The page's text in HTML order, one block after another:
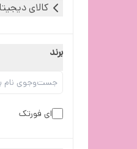
کالای
برند
ای فورتک